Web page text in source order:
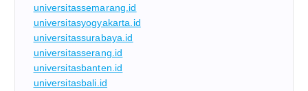
universitassemarang.id
universitasyogyakarta.id
universitassurabaya.id
universitasserang.id
universitasbanten.id
universitasbali.id